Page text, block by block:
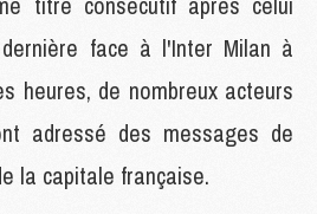
face à l'Inter Milan à
heures, de nombreux acteurs
adressé des messages de
la capitale française.